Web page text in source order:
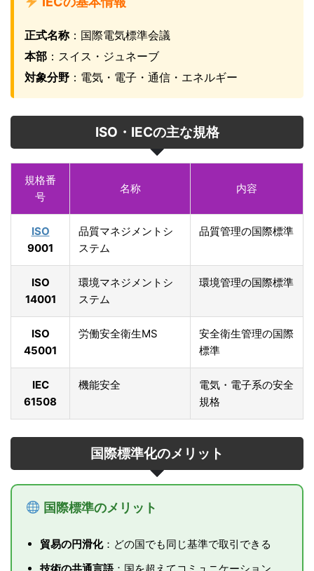
正式名称：国際電気標準会議
本部 ：スイス・ジュネーブ
対象分野 ：電気・電子・通信・エネルギー
ISO・IECの主な規格
規格番
号
名称 内容
ISO
9001
品質マネジメントシ
ステム
品質管理の国際標準
ISO
14001
環境マネジメントシ
ステム
環境管理の国際標準
ISO
45001
労働安全衛生MS
安全衛生管理の国際
標準
IEC
61508
機能安全
電気・電子系の安全
規格
国際標準化のメリット
国際標準のメリット
貿易の円滑化：どの国でも同じ基準で取引できる